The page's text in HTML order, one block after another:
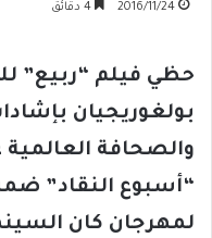
2016/11/24
حظي فيلم “ربيع”
بولغوريجيان
والصحافة
لمهرجان كان